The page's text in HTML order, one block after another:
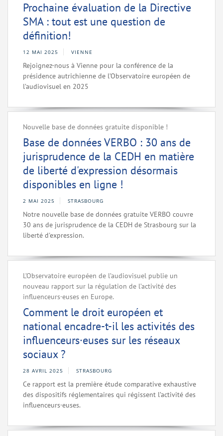
Prochaine évaluation de la Directive
SMA : tout est une question de
définition!
12 MAI 2025 VIENNE
Rejoignez-nous à Vienne pour la conférence de la
présidence autrichienne de l’Observatoire européen de
l’audiovisuel en 2025
Nouvelle base de données gratuite disponible !
Base de données VERBO : 30 ans de
jurisprudence de la CEDH en matière
de liberté d'expression désormais
disponibles en ligne !
2 MAI 2025 STRASBOURG
Notre nouvelle base de données gratuite VERBO couvre
30 ans de jurisprudence de la CEDH de Strasbourg sur la
liberté d'expression.
L’Observatoire européen de l’audiovisuel publie un
nouveau rapport sur la régulation de l’activité des
influenceurs·euses en Europe.
Comment le droit européen et
national encadre-t-il les activités des
influenceurs·euses sur les réseaux
sociaux ?
28 AVRIL 2025 STRASBOURG
Ce rapport est la première étude comparative exhaustive
des dispositifs réglementaires qui régissent l’activité des
influenceurs·euses.